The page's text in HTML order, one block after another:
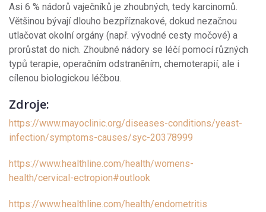
Asi 6 % nádorů vaječníků je zhoubných, tedy karcinomů.
Většinou bývají dlouho bezpříznakové, dokud nezačnou
utlačovat okolní orgány (např. vývodné cesty močové) a
prorůstat do nich. Zhoubné nádory se léčí pomocí různých
typů terapie, operačním odstraněním, chemoterapií, ale i
cílenou biologickou léčbou.
Zdroje:
https://www.mayoclinic.org/diseases-conditions/yeast-
infection/symptoms-causes/syc-20378999
https://www.healthline.com/health/womens-
health/cervical-ectropion#outlook
https://www.healthline.com/health/endometritis